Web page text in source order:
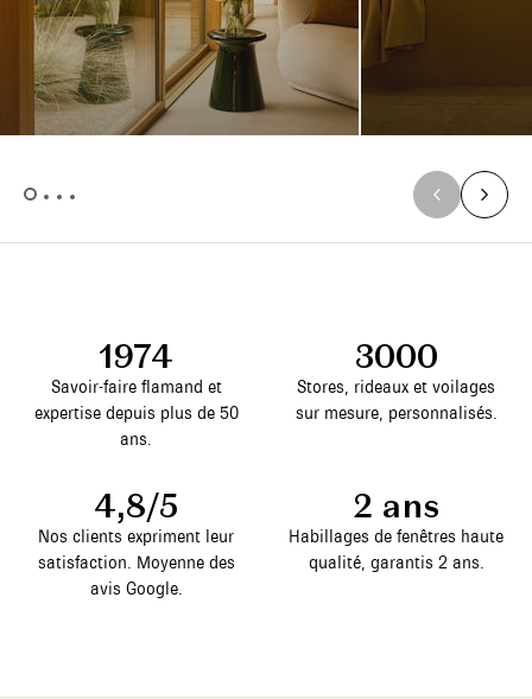
1974
Savoir-faire flamand et
expertise depuis plus de 50
ans.
3000
Stores, rideaux et voilages
sur mesure, personnalisés.
4,8/5
Nos clients expriment leur
satisfaction. Moyenne des
avis Google.
2 ans
Habillages de fenêtres haute
qualité, garantis 2 ans.